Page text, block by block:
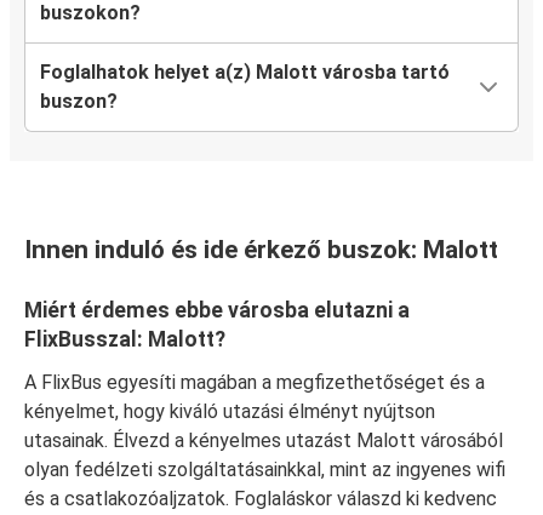
buszokon?
Foglalhatok helyet a(z) Malott városba tartó
buszon?
Innen induló és ide érkező buszok: Malott
Miért érdemes ebbe városba elutazni a
FlixBusszal: Malott?
A FlixBus egyesíti magában a megfizethetőséget és a
kényelmet, hogy kiváló utazási élményt nyújtson
utasainak. Élvezd a kényelmes utazást Malott városából
olyan fedélzeti szolgáltatásainkkal, mint az ingyenes wifi
és a csatlakozóaljzatok. Foglaláskor válaszd ki kedvenc